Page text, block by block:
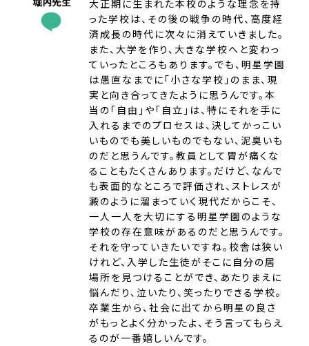
大正期に生まれた本校のような理念を持
った学校は、その後の戦争の時代、高度経
済成長の時代に次々に消えていきました。
また、大学を作り、大きな学校へと変わっ
ていったところもあります。でも、明星学園
は愚直なまでに「小さな学校」のまま、現
実と向き合ってきたように思うんです。本
当の「自由」や「自立」は、特にそれを手に
入れるまでのプロセスは、決してかっこい
いものでも美しいものでもない、泥臭いも
のだと思うんです。教員として胃が痛くな
ることもたくさんあります。だけど、なんで
も表面的なところで評価され、ストレスが
澱のように溜まっていく現代だからこそ、
一人一人を大切にする明星学園のような
学校の存在意味があるのだと思うんです。
それを守っていきたいですね。校舎は狭い
けれど、入学した生徒がそこに自分の居
場所を見つけることができ、あたりまえに
悩んだり、泣いたり、笑ったりできる学校。
卒業生から、社会に出てから明星の良さ
がもっとよく分かったよ、そう言ってもらえ
るのが一番嬉しいんです。